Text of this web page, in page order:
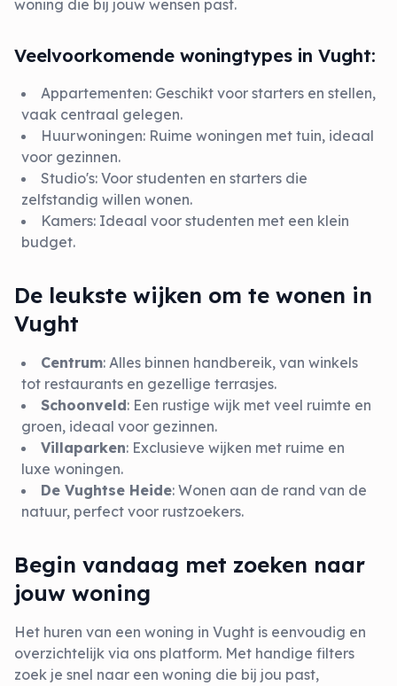
woning die bij jouw wensen past.
Veelvoorkomende woningtypes in Vught:
Appartementen: Geschikt voor starters en stellen,
vaak centraal gelegen.
Huurwoningen: Ruime woningen met tuin, ideaal
voor gezinnen.
Studio's: Voor studenten en starters die
zelfstandig willen wonen.
Kamers: Ideaal voor studenten met een klein
budget.
De leukste wijken om te wonen in
Vught
Centrum: Alles binnen handbereik, van winkels
tot restaurants en gezellige terrasjes.
Schoonveld: Een rustige wijk met veel ruimte en
groen, ideaal voor gezinnen.
Villaparken: Exclusieve wijken met ruime en
luxe woningen.
De Vughtse Heide: Wonen aan de rand van de
natuur, perfect voor rustzoekers.
Begin vandaag met zoeken naar
jouw woning
Het huren van een woning in Vught is eenvoudig en
overzichtelijk via ons platform. Met handige filters
zoek je snel naar een woning die bij jou past,